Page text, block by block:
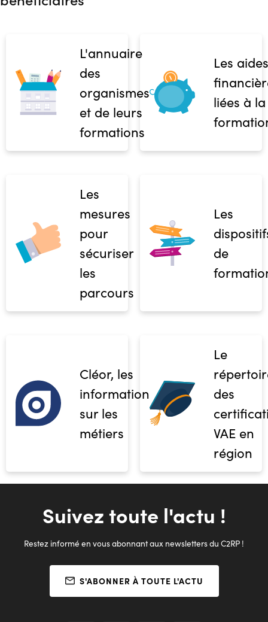
L'annuaire
des
organismes
et de leurs
formations
Les aides
liées à la
Les
mesures
pour
sécuriser
les
parcours
Les
de
Cléor, les
informations
sur les
métiers
Le
des
VAE en
région
Suivez toute l'actu !
Restez informé en vous abonnant aux newsletters du C2RP !
S'ABONNER À TOUTE L'ACTU